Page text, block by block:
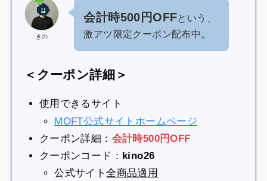
きの
会計時500円OFFという、
激アツ限定クーポン配布中。
＜クーポン詳細＞
使用できるサイト
MOFT公式サイトホームページ
クーポン詳細： 会計時500円OFF
クーポンコード： kino26
公式サイト全商品適用